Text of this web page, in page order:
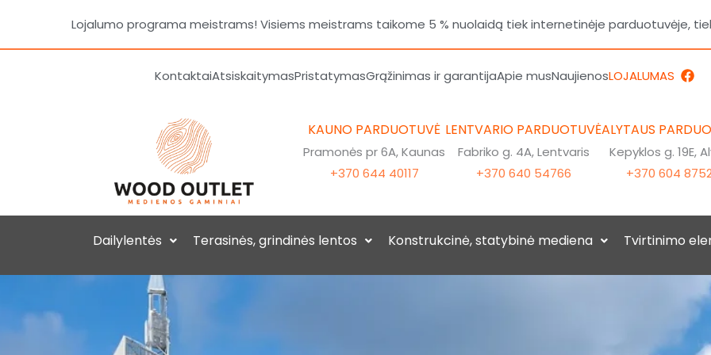
turinio
Lojalumo programa meistrams! Visiems meistrams taikome 5 % nuolaidą tiek internetinėje parduotuvėje,
KontaktaiAtsiskaitymasPristatymasGrąžinimas ir garantijaApie musNaujienosLOJALUMAS F
a
b
o
o
k
KAUNO PARDUOTUVĖ
Pramonės pr 6A, Kaunas
+370 644 40117
LENTVARIO PARDUOTUVĖ
Fabriko g. 4A, Lentvaris
+370 640 54766
ALYTAUS
Kepyklos g. 19E,
+370 604
Dailylentės Terasinės, grindinės lentos Konstrukcinė, statybinė mediena Tvirtinimo